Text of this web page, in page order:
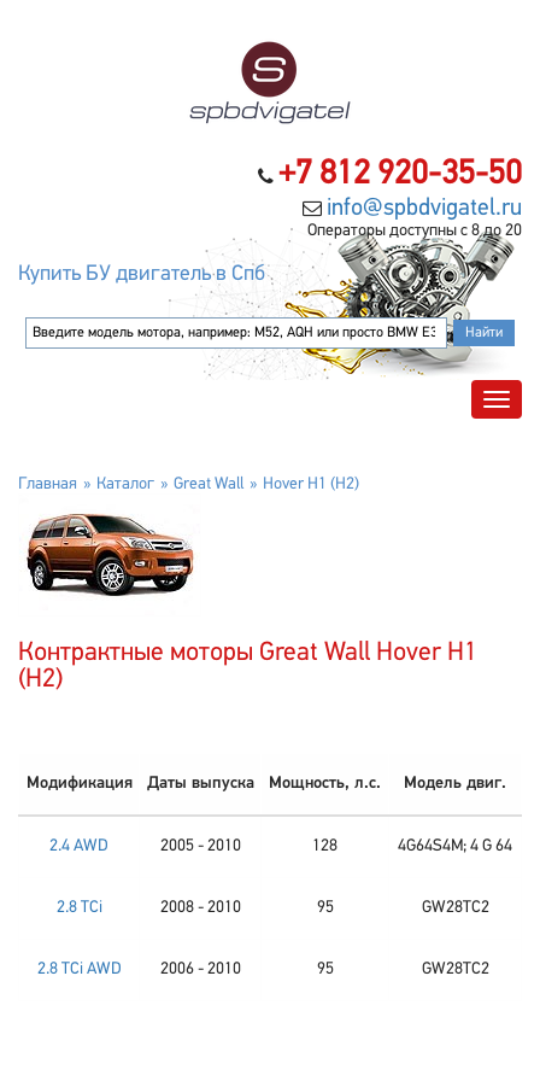
+7 812 920-35-50
info@spbdvigatel.ru
Операторы доступны с 8 до 20
Купить БУ двигатель в Спб
Главная Каталог Great Wall Hover H1 (H2)
Контрактные моторы Great Wall Hover H1
(H2)
Модификация Даты выпуска Мощность, л.с. Модель двиг.
2.4 AWD 2005 - 2010 128 4G64S4M; 4 G 64
2.8 TCi 2008 - 2010 95 GW28TC2
2.8 TCi AWD 2006 - 2010 95 GW28TC2